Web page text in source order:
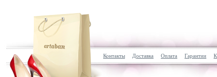
Контакты Доставка Оплата Гарантии